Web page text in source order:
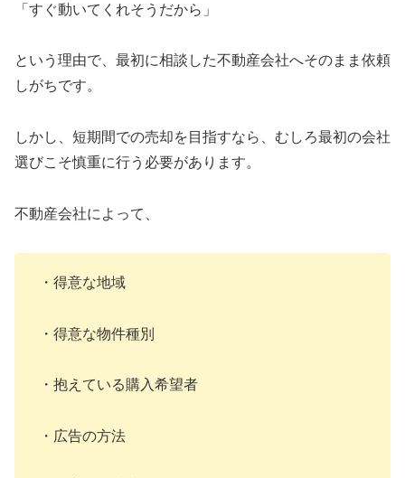
「すぐ動いてくれそうだから」
という理由で、最初に相談した不動産会社へそのまま依頼
しがちです。
しかし、短期間での売却を目指すなら、むしろ最初の会社
選びこそ慎重に行う必要があります。
不動産会社によって、
・得意な地域
・得意な物件種別
・抱えている購入希望者
・広告の方法